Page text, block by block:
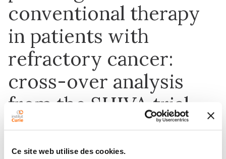
Ce site web utilise des cookies.
conventional therapy
in patients with
refractory cancer:
cross-over analysis
from the SHIVA trial
1 mars 2017